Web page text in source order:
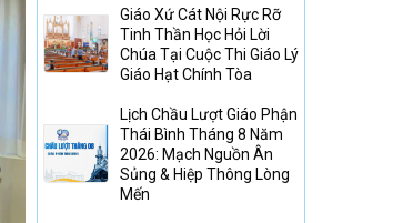
Giáo Xứ Cát Nội Rực Rỡ
Tinh Thần Học Hỏi Lời
Chúa Tại Cuộc Thi Giáo Lý
Giáo Hạt Chính Tòa
Lịch Chầu Lượt Giáo Phận
Thái Bình Tháng 8 Năm
2026: Mạch Nguồn Ân
Sủng & Hiệp Thông Lòng
Mến